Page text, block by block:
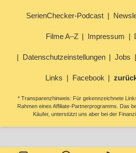
SerienChecker-Podcast
Filme A–Z Impressum
Datenschutzeinstellungen Jobs
Links Facebook
* Transparenzhinweis: Für gekennzeichnete
Rahmen eines Affiliate-Partnerprogramms. Das
Käufer, unterstützt uns aber bei der